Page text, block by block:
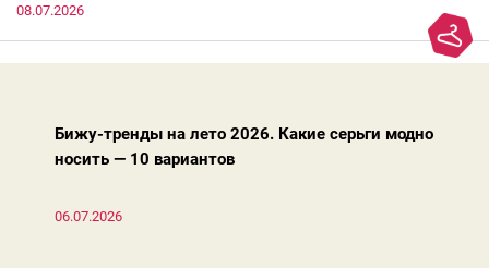
отсеяла не носибельный шлак и собрала 13 трендов
08.07.2026
Бижу-тренды на лето 2026. Какие серьги модно
носить — 10 вариантов
06.07.2026